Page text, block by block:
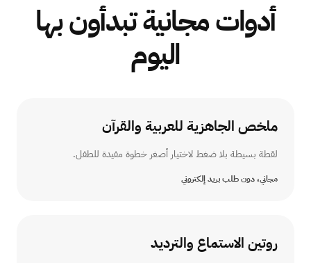
أدوات مجانية تبدأون بها
اليوم
ملخص الجاهزية للعربية والقرآن
لقطة بسيطة بلا ضغط لاختيار أصغر خطوة مفيدة للطفل.
مجاني، دون طلب بريد إلكتروني
روتين الاستماع والترديد